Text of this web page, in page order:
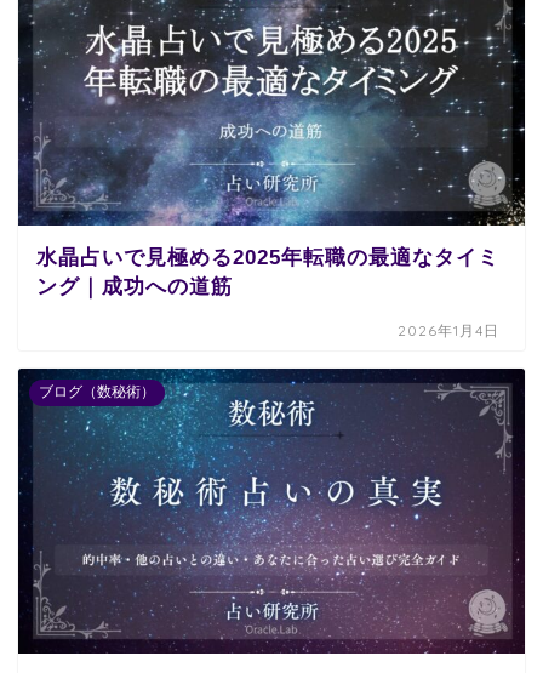
水晶占いで見極める2025年転職の最適なタイミ
ング｜成功への道筋
2026年1月4日
ブログ（数秘術）